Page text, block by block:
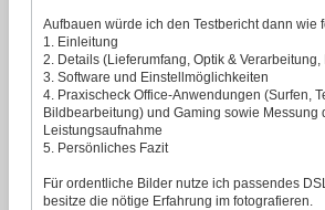
Aufbauen würde ich den Testbericht dann wie
1. Einleitung
2. Details (Lieferumfang, Optik &
3. Software und Einstellmöglichkeiten
4. Praxischeck Office-Anwendungen (Surfen,
Bildbearbeitung) und Gaming sowie Messung
Leistungsaufnahme
5. Persönliches Fazit
Für ordentliche Bilder nutze ich passendes
besitze die nötige Erfahrung im fotografieren.